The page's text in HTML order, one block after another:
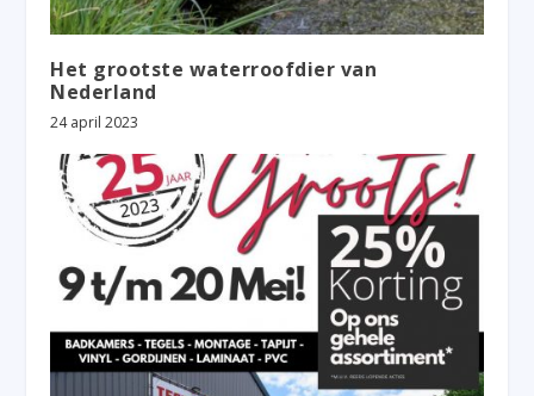
Het grootste waterroofdier van
Nederland
24 april 2023